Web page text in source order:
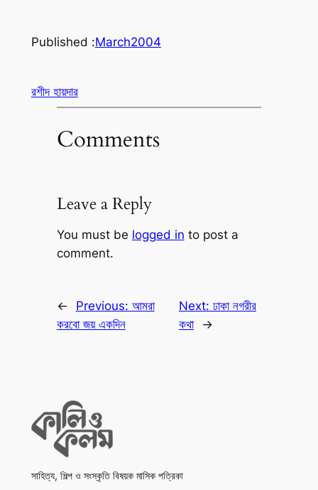
Published :March2004
রশীদ হায়দার
Comments
Leave a Reply
You must be logged in to post a
comment.
← Previous: আমরা
করবো জয় একদিন
Next: ঢাকা নগরীর
কথা
→
সাহিত্য, শিল্প ও সংস্কৃতি বিষয়ক মাসিক পত্রিকা